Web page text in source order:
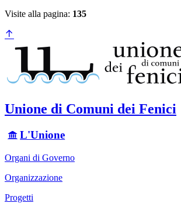
Visite alla pagina: 135
Unione di Comuni dei Fenici
L'Unione
Organi di Governo
Organizzazione
Progetti